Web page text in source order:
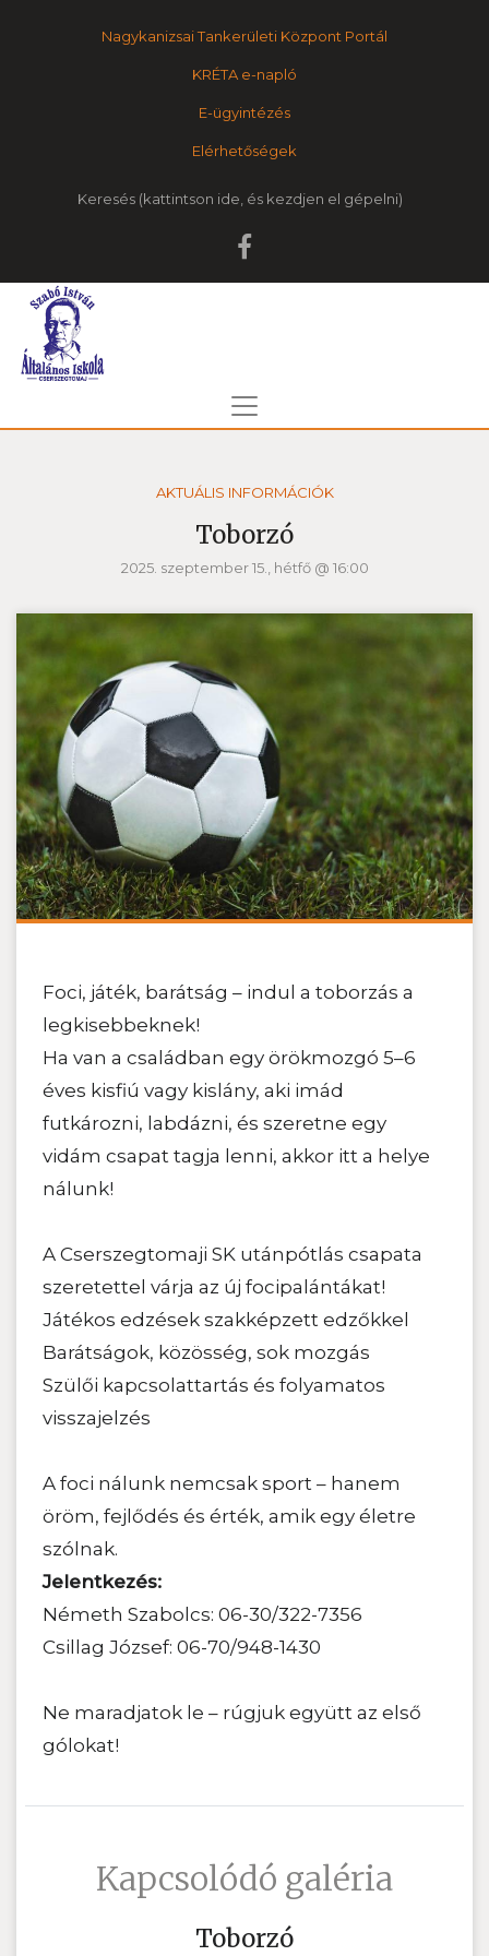
Nagykanizsai Tankerületi Központ Portál
KRÉTA e-napló
E-ügyintézés
Elérhetőségek
Keresés
AKTUÁLIS INFORMÁCIÓK
Toborzó
2025. szeptember 15., hétfő @ 16:00
Foci, játék, barátság – indul a toborzás a
legkisebbeknek!
Ha van a családban egy örökmozgó 5–6
éves kisfiú vagy kislány, aki imád
futkározni, labdázni, és szeretne egy
vidám csapat tagja lenni, akkor itt a helye
nálunk!
A Cserszegtomaji SK utánpótlás csapata
szeretettel várja az új focipalántákat!
Játékos edzések szakképzett edzőkkel
Barátságok, közösség, sok mozgás
Szülői kapcsolattartás és folyamatos
visszajelzés
A foci nálunk nemcsak sport – hanem
öröm, fejlődés és érték, amik egy életre
szólnak.
Jelentkezés:
Németh Szabolcs: 06-30/322-7356
Csillag József: 06-70/948-1430
Ne maradjatok le – rúgjuk együtt az első
gólokat!
Kapcsolódó galéria
Toborzó